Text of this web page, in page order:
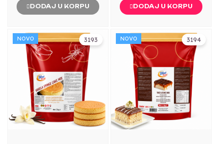
DODAJ U KORPU DODAJ U KORPU
3193
NOVO 3194
NOVO